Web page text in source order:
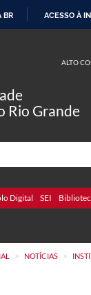
BR ACESSO À
ALTO
Rio Grande
Digital SEI
> NOTÍCIAS >